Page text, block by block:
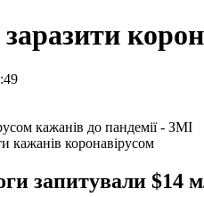
кажанів коронавірусом
запитували $14